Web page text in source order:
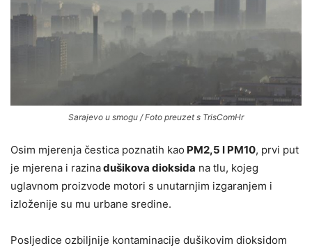
Sarajevo u smogu / Foto preuzet s TrisComHr
Osim mjerenja čestica poznatih kao PM2,5 I PM10, prvi put
je mjerena i razinadušikova dioksida na tlu, kojeg
uglavnom proizvode motori s unutarnjim izgaranjem i
izloženije su mu urbane sredine.
Posljedice ozbiljnije kontaminacije dušikovim dioksidom